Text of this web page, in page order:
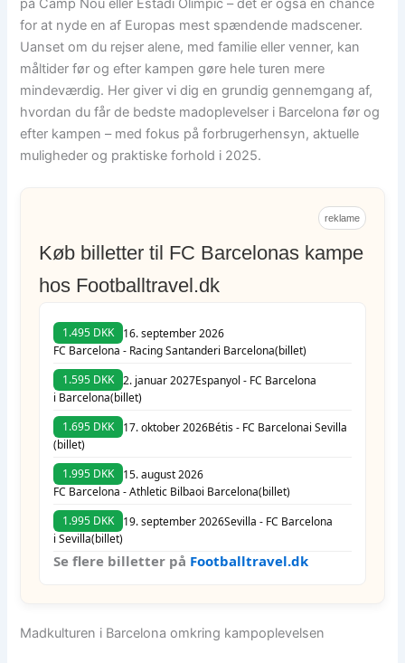
på Camp Nou eller Estadi Olímpic – det er også en chance
for at nyde en af Europas mest spændende madscener.
Uanset om du rejser alene, med familie eller venner, kan
måltider før og efter kampen gøre hele turen mere
mindeværdig. Her giver vi dig en grundig gennemgang af,
hvordan du får de bedste madoplevelser i Barcelona før og
efter kampen – med fokus på forbrugerhensyn, aktuelle
muligheder og praktiske forhold i 2025.
reklame
Køb billetter til FC Barcelonas kampe
hos Footballtravel.dk
1.495 DKK
16. september 2026
FC Barcelona - Racing Santanderi Barcelona(billet)
1.595 DKK 2. januar 2027Espanyol - FC Barcelona
i Barcelona(billet)
1.695 DKK
17. oktober 2026Bétis - FC Barcelonai Sevilla
(billet)
1.995 DKK
15. august 2026
FC Barcelona - Athletic Bilbaoi Barcelona(billet)
1.995 DKK
19. september 2026Sevilla - FC Barcelona
i Sevilla(billet)
Se flere billetter på Footballtravel.dk
Madkulturen i Barcelona omkring kampoplevelsen